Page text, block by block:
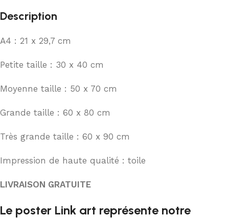
Description
A4 : 21 x 29,7 cm
Petite taille : 30 x 40 cm
Moyenne taille : 50 x 70 cm
Grande taille : 60 x 80 cm
Très grande taille : 60 x 90 cm
Impression de haute qualité : toile
LIVRAISON GRATUITE
Le poster Link art représente notre